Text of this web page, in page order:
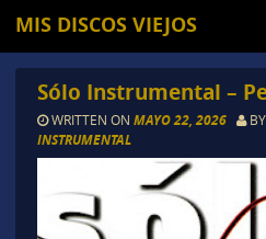
MIS DISCOS VIEJOS
Sólo Instrumental –
WRITTEN ON MAYO 22, 2026 BY
INSTRUMENTAL